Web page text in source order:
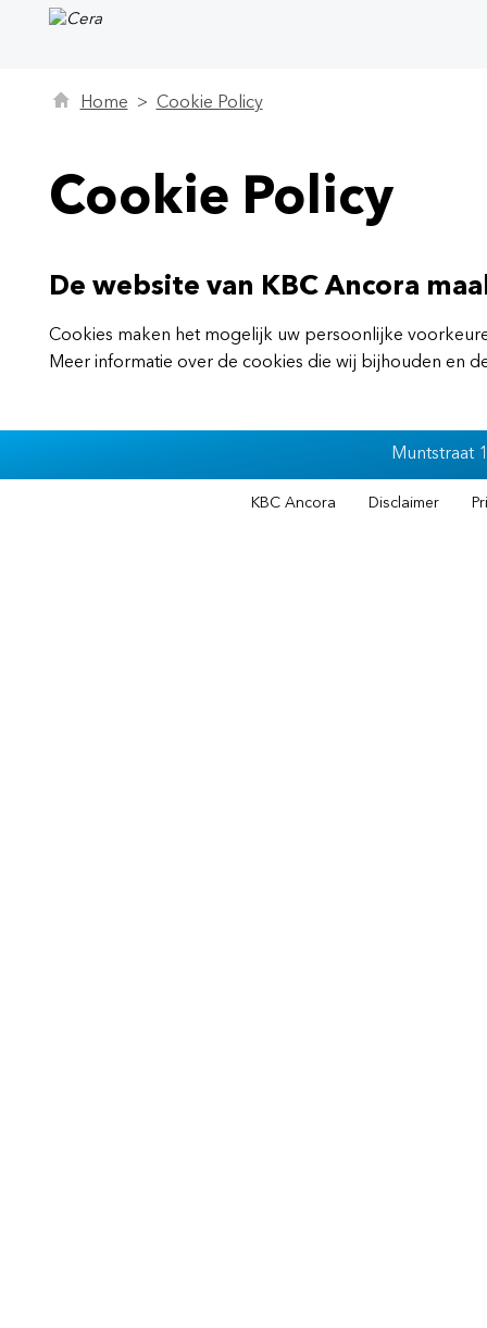
Home Cookie Policy
Cookie Policy
De website van KBC Ancora
Cookies maken het mogelijk uw persoonlijke
Meer informatie over de cookies die wij bijhouden en
Muntstraat
KBC Ancora Disclaimer